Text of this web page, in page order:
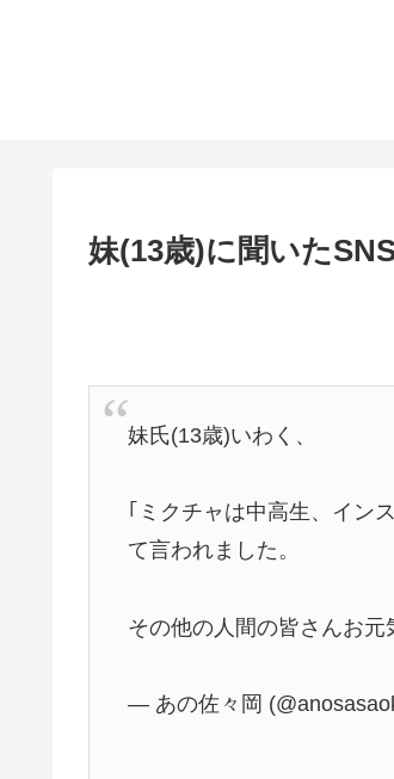
妹(13歳)に聞いた
妹氏(13歳)いわく、
｢ミクチャは中高生、イン
て言われました。
その他の人間の皆さんお元
— あの佐々岡